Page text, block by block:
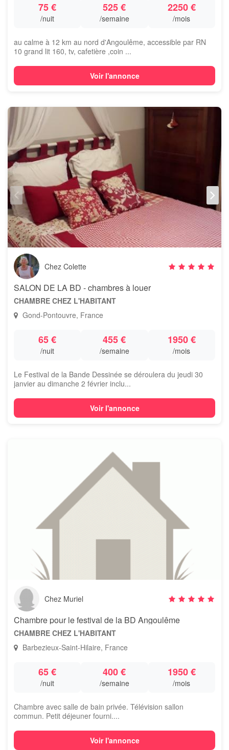
75 €
/nuit
525 €
/semaine
2250 €
/mois
au calme à 12 km au nord d'Angoulême, accessible par RN
10 grand lit 160, tv, cafetière ,coin ...
Voir l'annonce
Chez Colette
SALON DE LA BD - chambres à louer
CHAMBRE CHEZ L'HABITANT
Gond-Pontouvre, France
65 €
/nuit
455 €
/semaine
1950 €
/mois
Le Festival de la Bande Dessinée se déroulera du jeudi 30
janvier au dimanche 2 février inclu...
Voir l'annonce
Chez Muriel
Chambre pour le festival de la BD Angoulême
CHAMBRE CHEZ L'HABITANT
Barbezieux-Saint-Hilaire, France
65 €
/nuit
400 €
/semaine
1950 €
/mois
Chambre avec salle de bain privée. Télévision sallon
commun. Petit déjeuner fourni....
Voir l'annonce